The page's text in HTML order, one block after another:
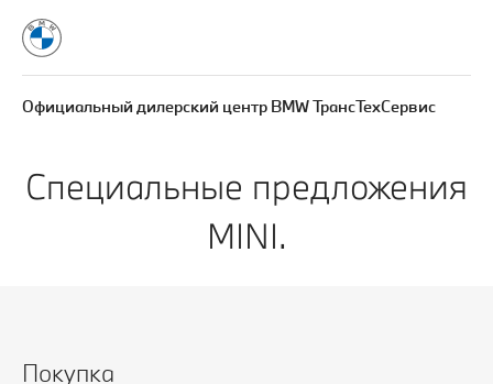
Официальный дилерский центр BMW ТрансТехСервис
Специальные предложения
MINI.
Покупка